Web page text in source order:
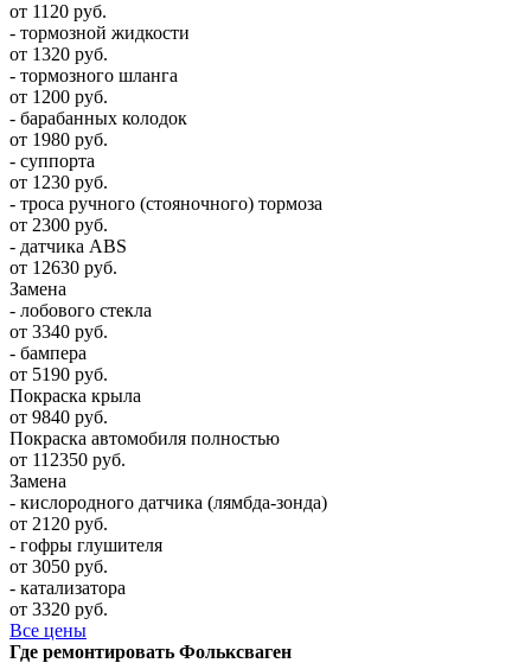
от 1120 руб.
- тормозной жидкости
от 1320 руб.
- тормозного шланга
от 1200 руб.
- барабанных колодок
от 1980 руб.
- суппорта
от 1230 руб.
- троса ручного (стояночного) тормоза
от 2300 руб.
- датчика ABS
от 12630 руб.
Замена
- лобового стекла
от 3340 руб.
- бампера
от 5190 руб.
Покраска крыла
от 9840 руб.
Покраска автомобиля полностью
от 112350 руб.
Замена
- кислородного датчика (лямбда-зонда)
от 2120 руб.
- гофры глушителя
от 3050 руб.
- катализатора
от 3320 руб.
Все цены
Где ремонтировать Фолькcваген